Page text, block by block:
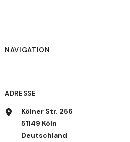
NAVIGATION
ADRESSE
Kölner Str. 256
51149 Köln
Deutschland